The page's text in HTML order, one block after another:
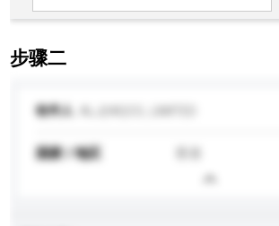
步骤二
收件人
国家 / 地区